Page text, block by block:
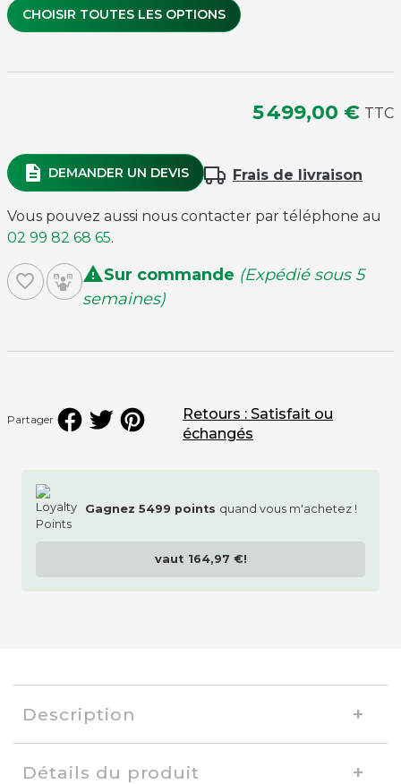
Partager
Gagnez 5499 points quand vous m'achetez !
vaut 164,97 €!
Retours : Satisfait ou
échangés
CHOISIR TOUTES LES OPTIONS
Couleur de tapis
Rose
Rapide
Rapide
Rapide
5 499,00 € TTC
description DEMANDER UN DEVIS Frais de livraison
Vous pouvez aussi nous contacter par téléphone au
02 99 82 68 65.
favorite_border Sur commande (Expédié sous 5
semaines)
Description
Détails du produit